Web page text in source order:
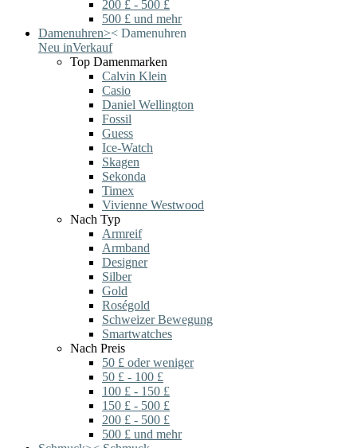
200 £ - 500 £
500 £ und mehr
Damenuhren>< Damenuhren
Neu inVerkauf
Top Damenmarken
Calvin Klein
Casio
Daniel Wellington
Fossil
Guess
Ice-Watch
Skagen
Sekonda
Timex
Vivienne Westwood
Nach Typ
Armreif
Armband
Designer
Silber
Gold
Roségold
Schweizer Bewegung
Smartwatches
Nach Preis
50 £ oder weniger
50 £ - 100 £
100 £ - 150 £
150 £ - 500 £
200 £ - 500 £
500 £ und mehr